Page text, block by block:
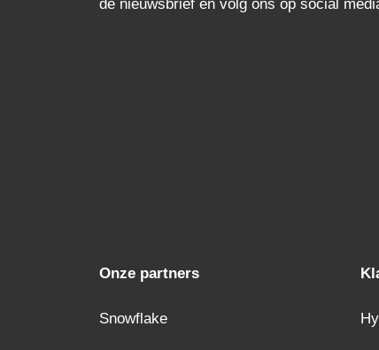
de nieuwsbrief en volg ons op social
Onze partners
Snowflake